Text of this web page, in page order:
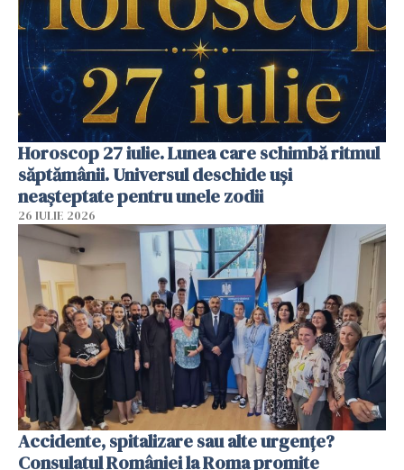
Horoscop 27 iulie. Lunea care schimbă ritmul
săptămânii. Universul deschide uși
neașteptate pentru unele zodii
26 IULIE 2026
Accidente, spitalizare sau alte urgențe?
Consulatul României la Roma promite